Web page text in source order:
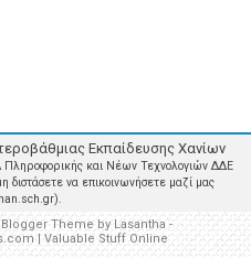
Εκπαίδευσης Χανίων
Πληροφορικής και Νέων Τεχνολογιών ΔΔΕ
διστάσετε να επικοινωνήσετε μαζί μας
Theme byLasantha-
| Valuable Stuff Online